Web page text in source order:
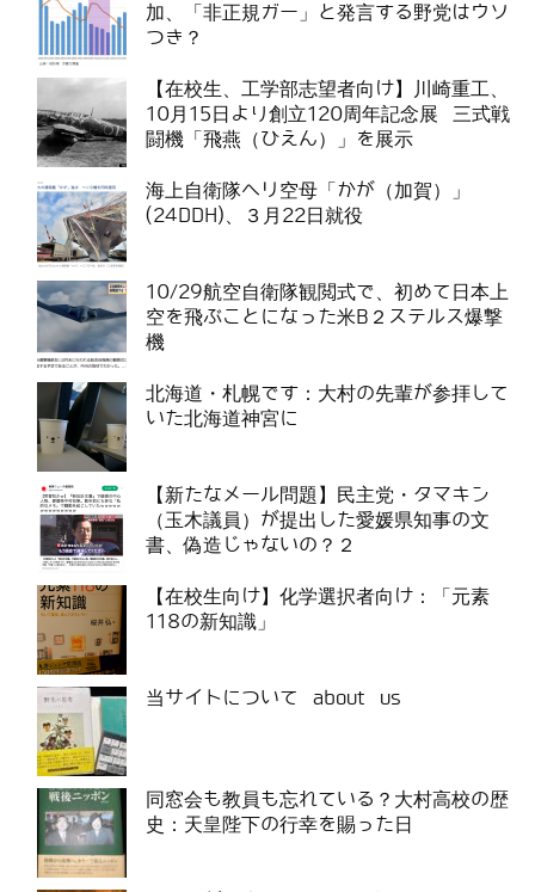
加、「非正規ガー」と発言する野党はウソ
つき？
【在校生、工学部志望者向け】川崎重工、
10月15日より創立120周年記念展 三式戦
闘機「飛燕（ひえん）」を展示
海上自衛隊ヘリ空母「かが（加賀）」
(24DDH)、３月22日就役
10/29航空自衛隊観閲式で、初めて日本上
空を飛ぶことになった米B２ステルス爆撃
機
北海道・札幌です：大村の先輩が参拝して
いた北海道神宮に
【新たなメール問題】民主党・タマキン
（玉木議員）が提出した愛媛県知事の文
書、偽造じゃないの？２
【在校生向け】化学選択者向け：「元素
118の新知識」
当サイトについて about us
同窓会も教員も忘れている？大村高校の歴
史：天皇陛下の行幸を賜った日